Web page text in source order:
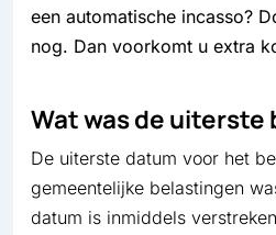
een automatische incasso?
nog. Dan voorkomt u extra
Wat was de
De uiterste datum voor het
gemeentelijke belastingen
datum is inmiddels